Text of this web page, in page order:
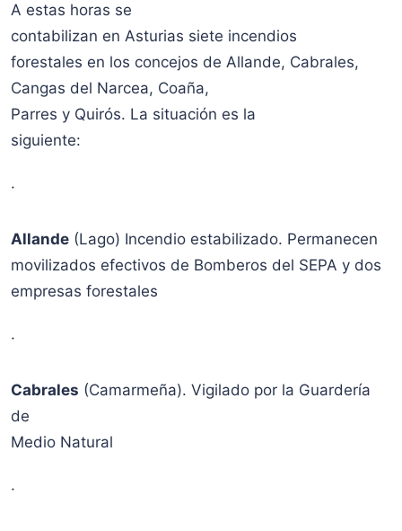
A estas horas se
contabilizan en Asturias siete incendios
forestales en los concejos de Allande, Cabrales,
Cangas del Narcea, Coaña,
Parres y Quirós. La situación es la
siguiente:
·
Allande (Lago) Incendio estabilizado. Permanecen
movilizados efectivos de Bomberos del SEPA y dos
empresas forestales
·
Cabrales (Camarmeña). Vigilado por la Guardería
de
Medio Natural
·